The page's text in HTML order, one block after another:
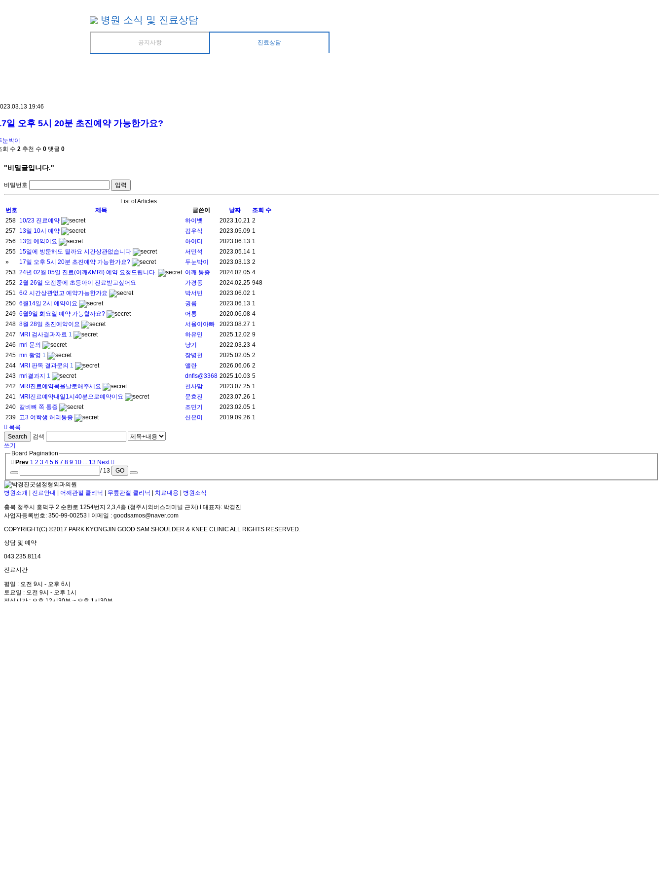
병원 소식 및 진료상담
공지사항 진료상담
19:46
일 오후 5시 20분 초진예약 가능한가요?
눈박이
회 수 2 추천 수 0 댓글 0
"비밀글입니다."
비밀번호
List of Articles
번호
제목 글쓴이 날짜
조회 수
258 10/23 진료예약 하이벳 2023.10.21 2
257
13일 10시 예약 김우식 2023.05.09 1
256
13일 예약이요 하이디 2023.06.13 1
255 15일에 방문해도 될까요 시간상관없습니다 서민석 2023.05.14 1
»
17일 오후 5시 20분 초진예약 가능한가요? 두눈박이 2023.03.13 2
253 24년 02월 05일 진료(어깨&MRI) 예약 요청드립니다. 어깨 통증 2024.02.05 4
252 2월 26일 오전중에 초등아이 진료받고싶어요 가경동 2024.02.25 948
251 6/2 시간상관없고 예약가능한가요 박서빈 2023.06.02 1
250 6월14일 2시 예약이요 귕름 2023.06.13 1
249 6월9일 화요일 예약 가능할까요? 어통 2020.06.08 4
248 8월 28일 초진예약이요 서율이아빠 2023.08.27 1
247
MRI 검사결과자료 1 하유민 2025.12.02 9
246 mri 문의 냥기 2022.03.23 4
245 mri 촬영 1 장병천 2025.02.05 2
244
MRI 판독 결과문의 1 앨란 2026.06.06 2
243 mri결과지 1 dnfls@3368 2025.10.03 5
242
MRI진료예약목욜날로해주세요 천사맘 2023.07.25 1
241
MRl진료예약내일1시40분으로예약이요 문효진 2023.07.26 1
240 갈비뼈 쪽 통증 조민기 2023.02.05 1
239 고3 여학생 허리통증 신은미 2019.09.26 1
목록
Search
검색
쓰기
Board Pagination
Prev 1 2 3 4 5 6 7 8 9 10 ... 13 Next
/ 13
GO
병원소개 진료안내 어깨관절 클리닉 무릎관절 클리닉 치료내용 병원소식
충북 청주시 흥덕구 2 순환로 1254번지 2,3,4층 (청주시외버스터미널 근처) l 대표자: 박경진
사업자등록번호: 350-99-00253 l 이메일 : goodsamos@naver.com
COPYRIGHT(C) ©2017 PARK KYONGJIN GOOD SAM SHOULDER & KNEE CLINIC ALL RIGHTS RESERVED.
상담 및 예약
043.235.8114
진료시간
평일 : 오전 9시 - 오후 6시
토요일 : 오전 9시 - 오후 1시
점심시간 : 오후 12시30분 ~ 오후 1시30분